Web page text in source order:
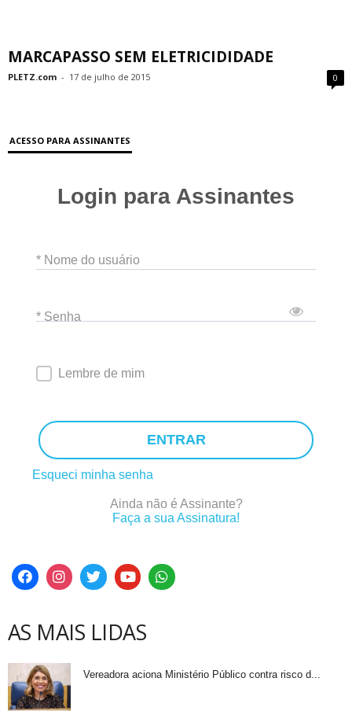
MARCAPASSO SEM ELETRICIDIDADE
PLETZ.com - 17 de julho de 2015 0
ACESSO PARA ASSINANTES
Login para Assinantes
* Nome do usuário
* Senha
Lembre de mim
ENTRAR
Esqueci minha senha
Ainda não é Assinante?
Faça a sua Assinatura!
AS MAIS LIDAS
Vereadora aciona Ministério Público contra risco d...